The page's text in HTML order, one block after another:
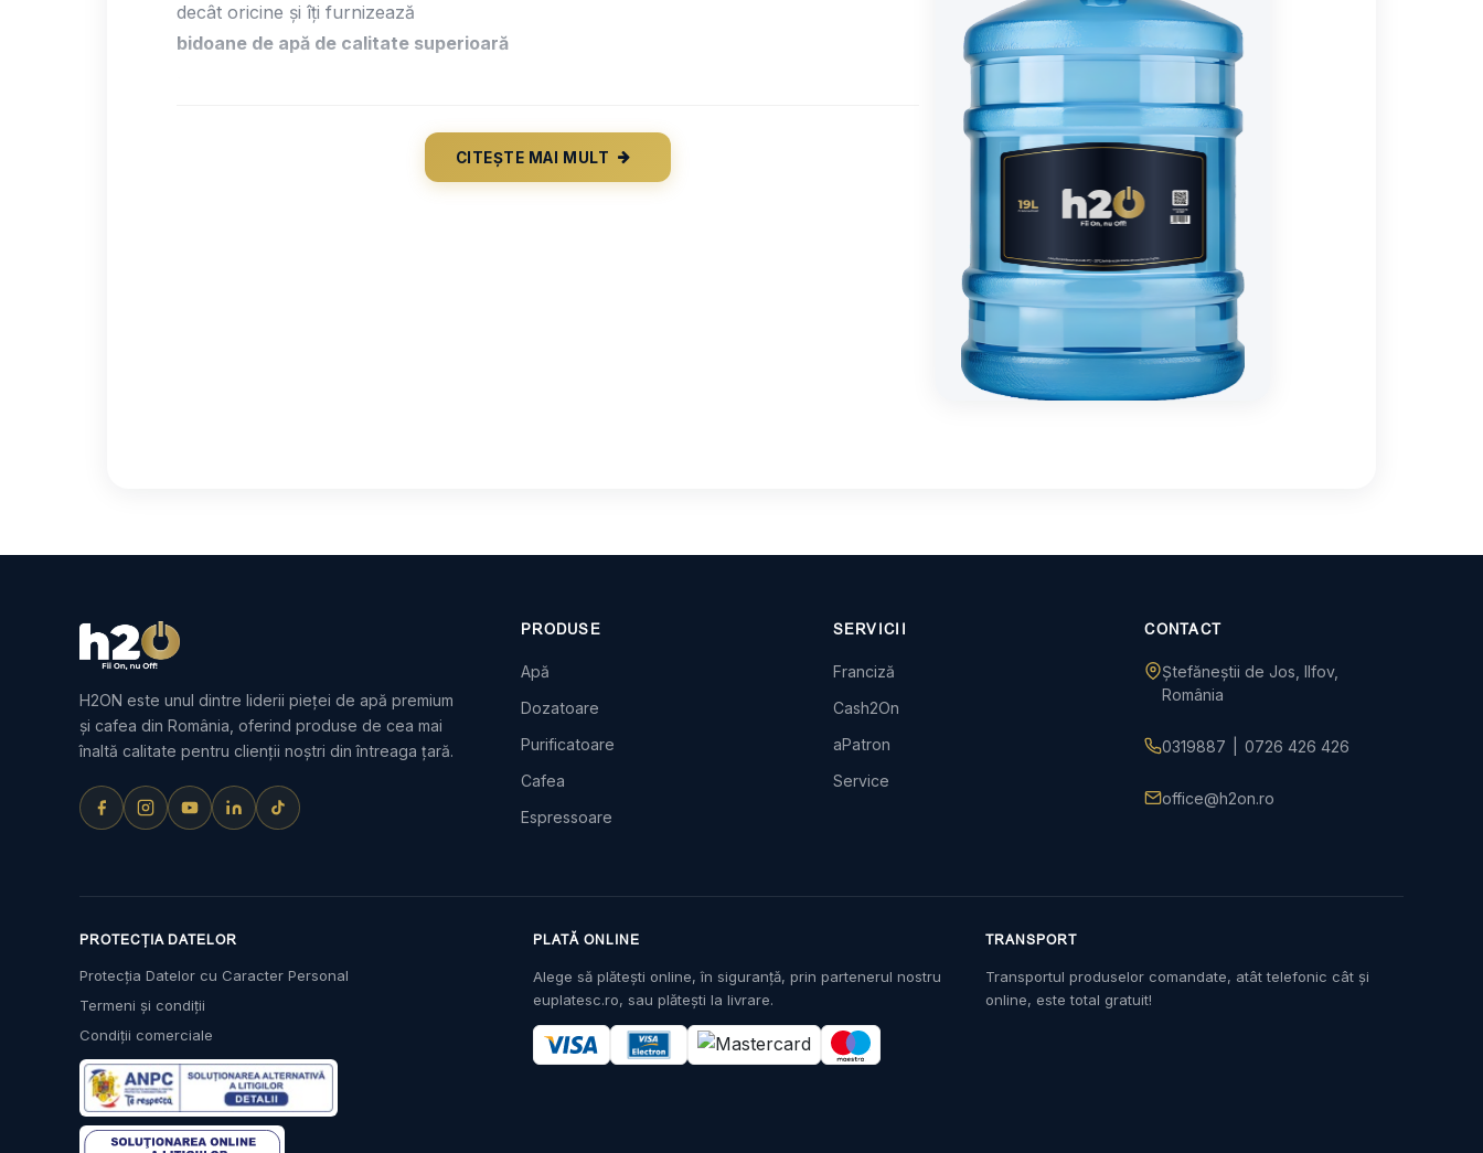
decât oricine și îți furnizează
bidoane de apă de calitate superioară
CITEȘTE MAI MULT
H2ON este unul dintre liderii pieței de apă premium
și cafea din România, oferind produse de cea mai
înaltă calitate pentru clienții noștri din întreaga țară.
PRODUSE
Apă
Dozatoare
Purificatoare
Cafea
Espressoare
SERVICII
Franciză
Cash2On
aPatron
Service
CONTACT
Ștefăneștii de Jos, Ilfov,
România
0319887 0726 426 426
office@h2on.ro
PROTECȚIA DATELOR
Protecția Datelor cu Caracter Personal
Termeni și condiții
Condiții comerciale
PLATĂ ONLINE
Alege să plătești online, în siguranță, prin partenerul nostru
euplatesc.ro, sau plătești la livrare.
TRANSPORT
Transportul produselor comandate, atât telefonic cât și
online, este total gratuit!